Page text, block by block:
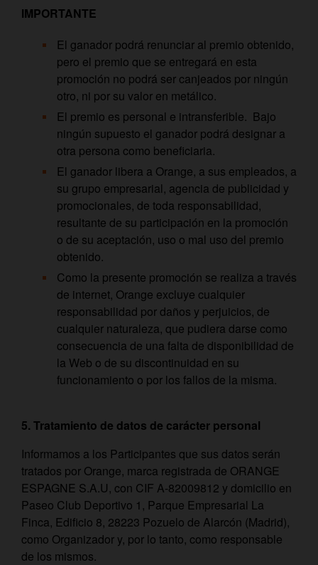
IMPORTANTE
El ganador podrá renunciar al premio obtenido,
pero el premio que se entregará en esta
promoción no podrá ser canjeados por ningún
otro, ni por su valor en metálico.
El premio es personal e intransferible. Bajo
ningún supuesto el ganador podrá designar a
otra persona como beneficiaria.
El ganador libera a Orange, a sus empleados, a
su grupo empresarial, agencia de publicidad y
promocionales, de toda responsabilidad,
resultante de su participación en la promoción
o de su aceptación, uso o mal uso del premio
obtenido.
Como la presente promoción se realiza a través
de internet, Orange excluye cualquier
responsabilidad por daños y perjuicios, de
cualquier naturaleza, que pudiera darse como
consecuencia de una falta de disponibilidad de
la Web o de su discontinuidad en su
funcionamiento o por los fallos de la misma.
5. Tratamiento de datos de carácter personal
Informamos a los Participantes que sus datos serán
tratados por Orange, marca registrada de ORANGE
ESPAGNE S.A.U, con CIF A-82009812 y domicilio en
Paseo Club Deportivo 1, Parque Empresarial La
Finca, Edificio 8, 28223 Pozuelo de Alarcón (Madrid),
como Organizador y, por lo tanto, como responsable
de los mismos.